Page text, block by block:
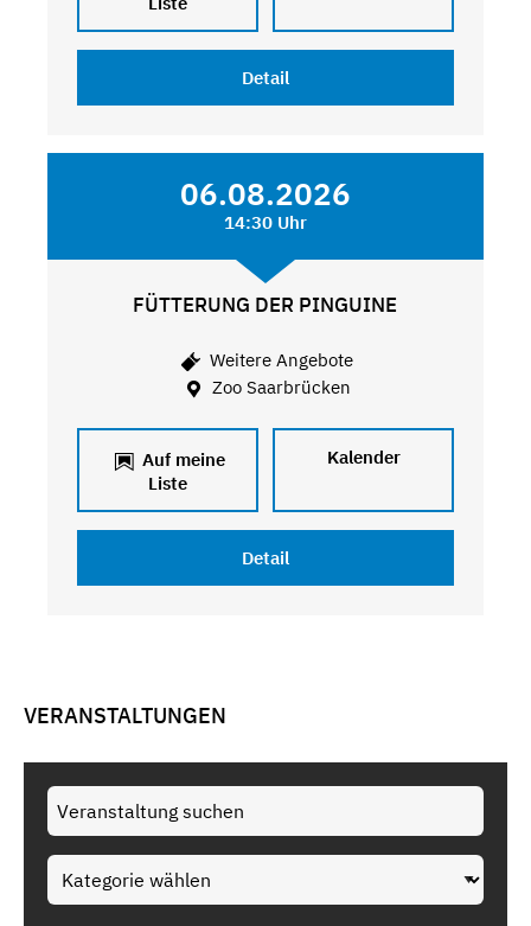
Detail
06.08.2026
14:30 Uhr
FÜTTERUNG DER PINGUINE
Weitere Angebote
Zoo Saarbrücken
Auf meine
Liste
Kalender
Detail
VERANSTALTUNGEN